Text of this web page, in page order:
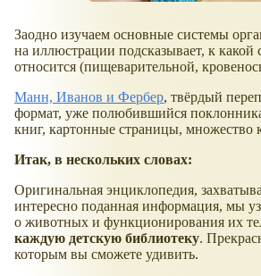
Заодно изучаем основные системы
на иллюстрации подсказывает, к какой
относится (пищеварительной,
Манн, Иванов и Фербер, твёрдый
формат, уже полюбившийся
книг, картонные страницы, множество
Итак, в нескольких словах:
Оригинальная энциклопедия,
интересно поданная информация, мы
о животных и функционирования их
каждую детскую библиотеку.
которым вы сможете удивить.